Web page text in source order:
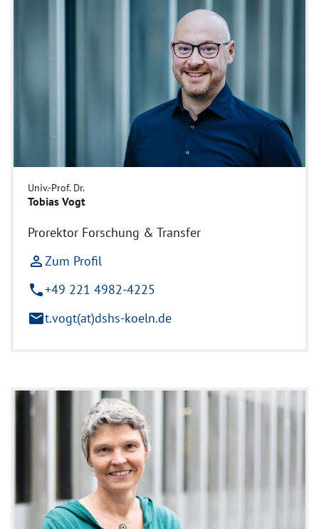
Univ.-Prof. Dr.
Tobias Vogt
Prorektor Forschung & Transfer
person_outlineZum Profil
phone+49 221 4982-4225
mailt.vogt(at)dshs-koeln.de